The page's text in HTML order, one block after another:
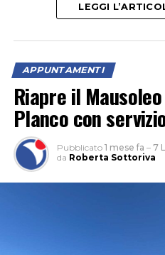
Jazz Quartet e i danzatori
LEGGI
APPUNTAMENTI
Riapre il
Planco con
Pubblicato 1 mese fa – 7
da Roberta Sottoriva